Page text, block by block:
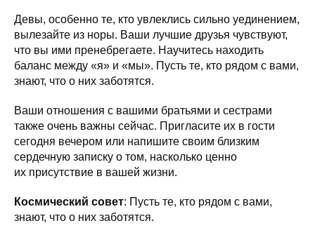
Девы, особенно те, кто увлеклись сильно уединением,
вылезайте из норы. Ваши лучшие друзья чувствуют,
что вы ими пренебрегаете. Научитесь находить
баланс между «я» и «мы». Пусть те, кто рядом с вами,
знают, что о них заботятся.
Ваши отношения с вашими братьями и сестрами
также очень важны сейчас. Пригласите их в гости
сегодня вечером или напишите своим близким
сердечную записку о том, насколько ценно
их присутствие в вашей жизни.
Космический совет: Пусть те, кто рядом с вами,
знают, что о них заботятся.